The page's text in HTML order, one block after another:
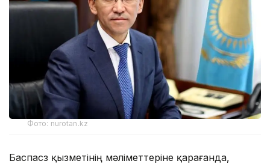
Фото: nurotan.kz
Баспасөз қызметінің мәліметтеріне қарағанда,